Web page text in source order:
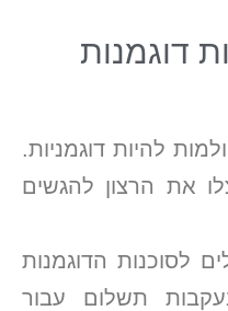
דוגמנות
להיות דוגמניות.
את הרצון להגשים
לסוכנות הדוגמנות
תשלום עבור